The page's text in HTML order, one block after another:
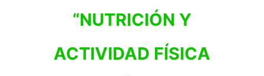
“NUTRICIÓN Y
ACTIVIDAD FÍSICA